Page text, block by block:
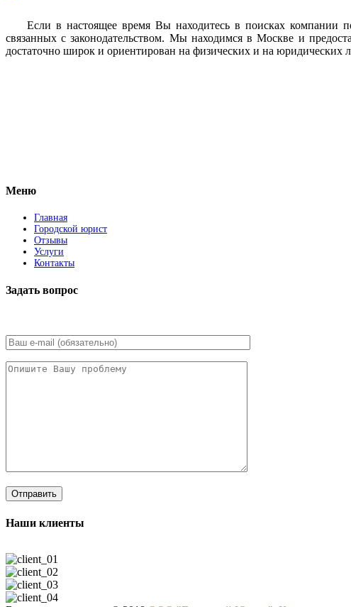
Если в настоящее время Вы находитесь в поисках компании
связанных с законодательством. Мы находимся в Москве и
достаточно широк и ориентирован на физических и на юридических
Меню
Главная
Городской юрист
Отзывы
Услуги
Контакты
Задать вопрос
Наши клиенты